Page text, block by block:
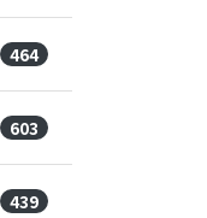
464
603
439